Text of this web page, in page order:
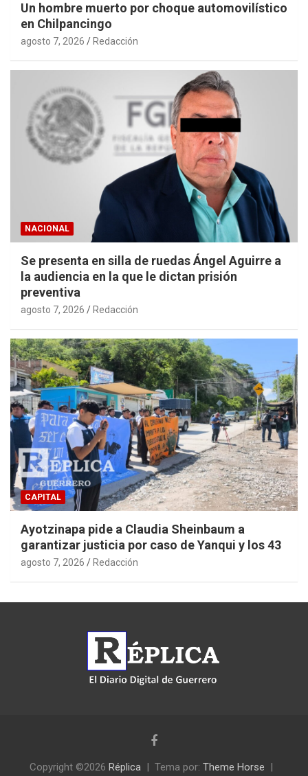
Un hombre muerto por choque automovilístico
en Chilpancingo
agosto 7, 2026 Redacción
NACIONAL
Se presenta en silla de ruedas Ángel Aguirre a
la audiencia en la que le dictan prisión
preventiva
agosto 7, 2026 Redacción
CAPITAL
Ayotzinapa pide a Claudia Sheinbaum a
garantizar justicia por caso de Yanqui y los 43
agosto 7, 2026 Redacción
Copyright ©2026 Réplica Tema por: Theme Horse